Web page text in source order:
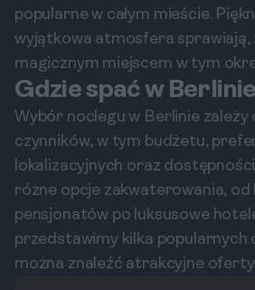
popularne w całym mieście.
wyjątkowa atmosfera sprawiają,
magicznym miejscem w tym
Gdzie spać w
Wybór noclegu w Berlinie zależy
czynników, w tym budżetu,
lokalizacyjnych oraz
różne opcje zakwaterowania, od
pensjonatów po luksusowe
przedstawimy kilka popularnych
można znaleźć atrakcyjne oferty.